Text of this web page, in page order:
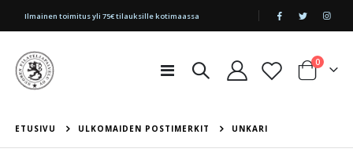
|
Ilmainen toimitus yli 75€ tilauksille kotimaassa
Toggle
Cart
0tuotetta
ETUSIVU ULKOMAIDEN POSTIMERKIT UNKARI